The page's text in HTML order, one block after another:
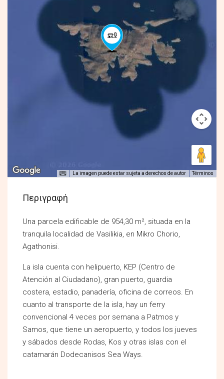
La imagen puede estar sujeta a derechos de autor Términos
Περιγραφή
Una parcela edificable de 954,30 m², situada en la
tranquila localidad de Vasilikia, en Mikro Chorio,
Agathonisi.
La isla cuenta con helipuerto, KEP (Centro de
Atención al Ciudadano), gran puerto, guardia
costera, estadio, panadería, oficina de correos. En
cuanto al transporte de la isla, hay un ferry
convencional 4 veces por semana a Patmos y
Samos, que tiene un aeropuerto, y todos los jueves
y sábados desde Rodas, Kos y otras islas con el
catamarán Dodecanisos Sea Ways.